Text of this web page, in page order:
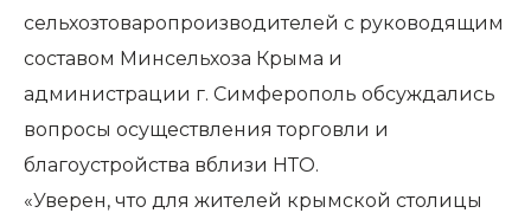
сельхозтоваропроизводителей с руководящим
составом Минсельхоза Крыма и
администрации г. Симферополь обсуждались
вопросы осуществления торговли и
благоустройства вблизи НТО.
«Уверен, что для жителей крымской столицы